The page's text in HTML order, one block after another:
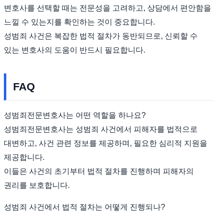
변호사를 선택할 때는 전문성을 고려하고, 상담에서 편안함을
느낄 수 있는지를 확인하는 것이 중요합니다.
성범죄 사건은 복잡한 법적 절차가 동반되므로, 신뢰할 수
있는 변호사의 도움이 반드시 필요합니다.
FAQ
성범죄전문변호사는 어떤 역할을 하나요?
성범죄전문변호사는 성범죄 사건에서 피해자를 법적으로
대변하고, 사건 관련 정보를 제공하며, 필요한 심리적 지원을
제공합니다.
이들은 사건의 초기부터 법적 절차를 진행하며 피해자의
권리를 보호합니다.
성범죄 사건에서 법적 절차는 어떻게 진행되나?